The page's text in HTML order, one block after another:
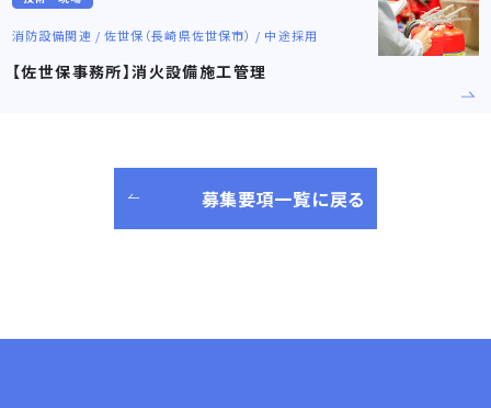
消防設備関連 / 佐世保（長崎県佐世保市） / 中途採用
【佐世保事務所】消火設備施工管理
募集要項一覧に戻る